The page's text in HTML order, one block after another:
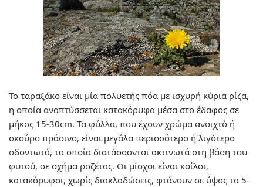
Το ταραξάκο είναι μία πολυετής πόα με ισχυρή κύρια ρίζα,
η οποία αναπτύσσεται κατακόρυφα μέσα στο έδαφος σε
μήκος 15-30cm. Τα φύλλα, που έχουν χρώμα ανοιχτό ή
σκούρο πράσινο, είναι μεγάλα περισσότερο ή λιγότερο
οδοντωτά, τα οποία διατάσσονται ακτινωτά στη βάση του
φυτού, σε σχήμα ροζέτας. Οι μίσχοι είναι κοίλοι,
κατακόρυφοι, χωρίς διακλαδώσεις, φτάνουν σε ύψος τα 5-